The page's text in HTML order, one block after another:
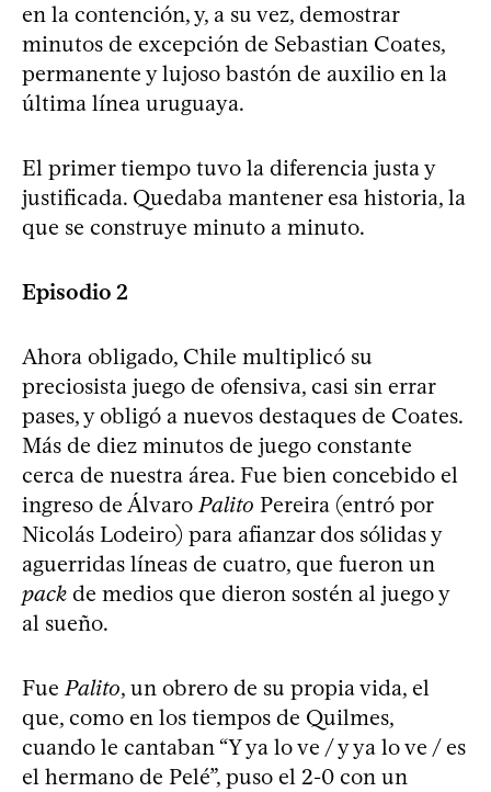
en la contención, y, a su vez, demostrar
minutos de excepción de Sebastian Coates,
permanente y lujoso bastón de auxilio en la
última línea uruguaya.
El primer tiempo tuvo la diferencia justa y
justificada. Quedaba mantener esa historia, la
que se construye minuto a minuto.
Episodio 2
Ahora obligado, Chile multiplicó su
preciosista juego de ofensiva, casi sin errar
pases, y obligó a nuevos destaques de Coates.
Más de diez minutos de juego constante
cerca de nuestra área. Fue bien concebido el
ingreso de ÁlvaroPalito Pereira (entró por
Nicolás Lodeiro) para afianzar dos sólidas y
aguerridas líneas de cuatro, que fueron un
pack de medios que dieron sostén al juego y
al sueño.
FuePalito, un obrero de su propia vida, el
que, como en los tiempos de Quilmes,
cuando le cantaban “Y ya lo ve / y ya lo ve / es
el hermano de Pelé”, puso el 2-0 con un